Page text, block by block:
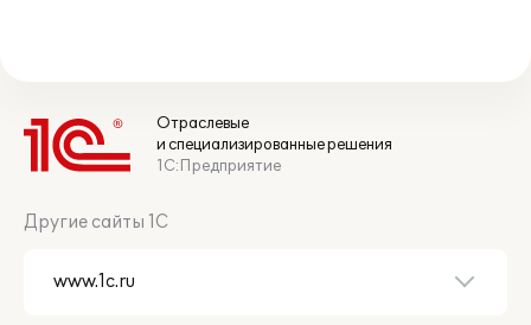
Отраслевые
и специализированные решения
1С:Предприятие
Другие сайты 1С